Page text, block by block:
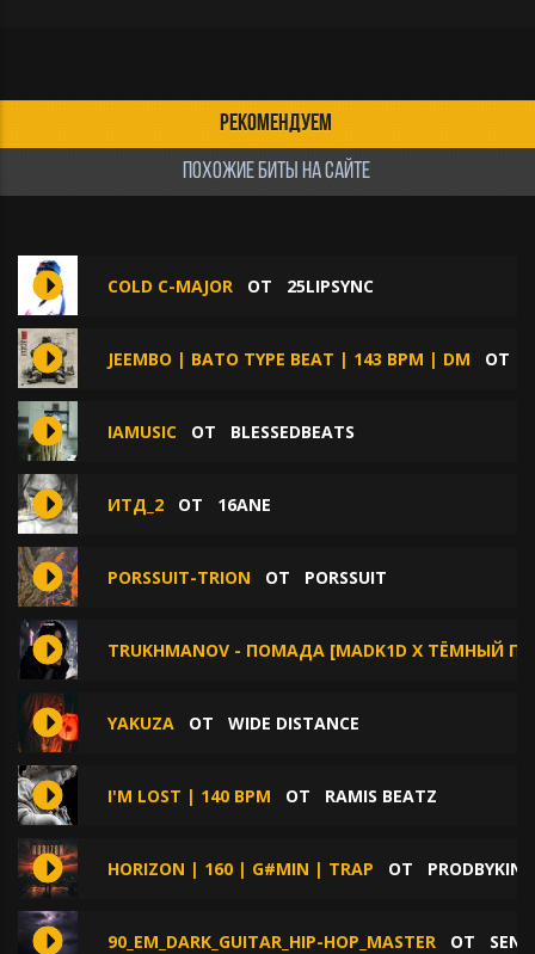
РЕКОМЕНДУЕМ
ПОХОЖИЕ БИТЫ НА САЙТЕ
COLD С-MAJOR ОТ 25LIPSYNC
JEEMBO | BATO TYPE BEAT | 143 BPM | DM ОТ
IAMUSIC ОТ BLESSEDBEATS
ИТД_2 ОТ 16ANE
PORSSUIT-TRION ОТ PORSSUIT
TRUKHMANOV - ПОМАДА [MADK1D X ТЁМНЫЙ
YAKUZA ОТ WIDE DISTANCE
I'M LOST | 140 BPM ОТ RAMIS BEATZ
HORIZON | 160 | G#MIN | TRAP ОТ
90_EM_DARK_GUITAR_HIP-HOP_MASTER ОТ